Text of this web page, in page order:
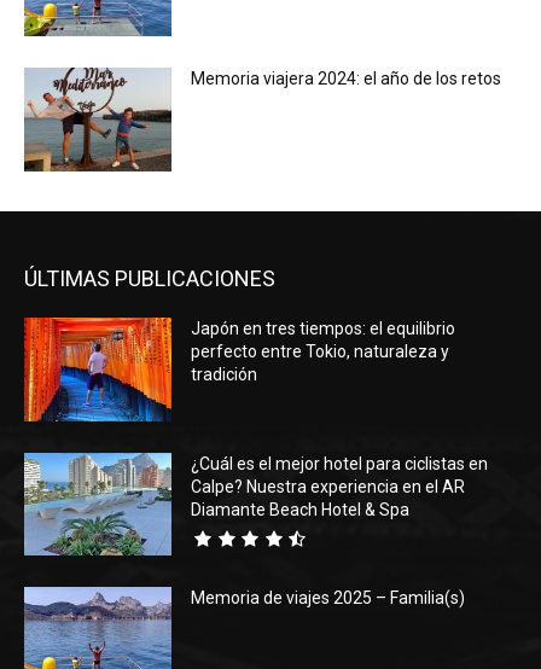
Memoria viajera 2024: el año de los retos
ÚLTIMAS PUBLICACIONES
Japón en tres tiempos: el equilibrio
perfecto entre Tokio, naturaleza y
tradición
¿Cuál es el mejor hotel para ciclistas en
Calpe? Nuestra experiencia en el AR
Diamante Beach Hotel & Spa
Memoria de viajes 2025 – Familia(s)